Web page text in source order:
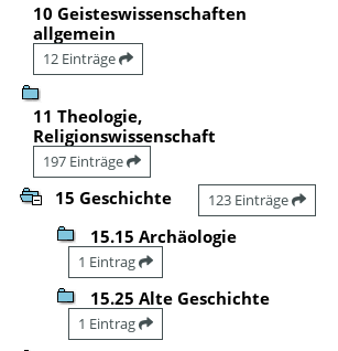
10 Geisteswissenschaften
allgemein
12 Einträge
11 Theologie,
Religionswissenschaft
197 Einträge
15 Geschichte 123 Einträge
15.15 Archäologie
1 Eintrag
15.25 Alte Geschichte
1 Eintrag